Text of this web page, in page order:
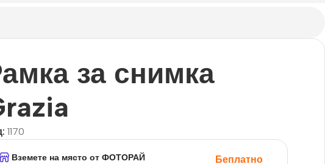
за снимка
1170
Вземете на място от ФОТОРАЙ
Беплатно